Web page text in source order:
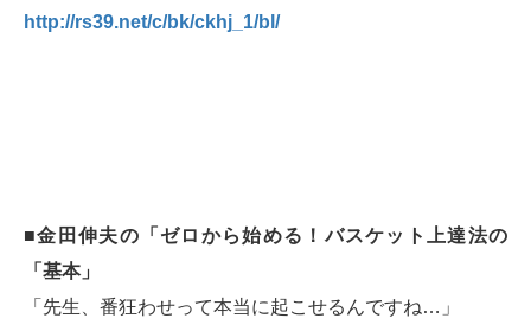
http://rs39.net/c/bk/ckhj_1/bl/
■金田伸夫の「ゼロから始める！バスケット上達法の
「基本」
「先生、番狂わせって本当に起こせるんですね…」